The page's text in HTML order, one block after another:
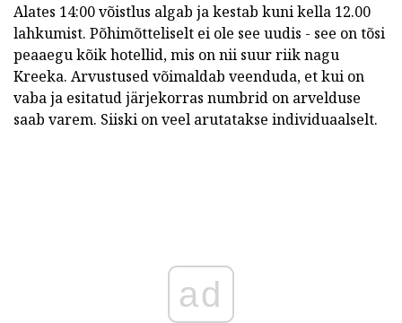
Alates 14:00 võistlus algab ja kestab kuni kella 12.00
lahkumist. Põhimõtteliselt ei ole see uudis - see on tõsi
peaaegu kõik hotellid, mis on nii suur riik nagu
Kreeka. Arvustused võimaldab veenduda, et kui on
vaba ja esitatud järjekorras numbrid on arvelduse
saab varem. Siiski on veel arutatakse individuaalselt.
ad